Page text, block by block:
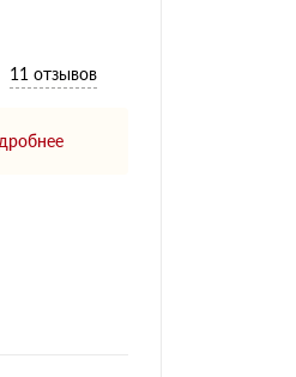
11 отзывов